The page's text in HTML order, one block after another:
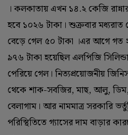
। কলকাতায় এখন ১৪.২ কেজি
হবে ১০২৬ টাকা। শুক্রবার মধ্যরাত
বেড়ে গেল ৫০ টাকা ।এর আগে গত
৯৭৬ টাকা হয়েছিল এলপিজি
পেরিয়ে গেল। নিত্যপ্রয়োজনীয়
থেকে শাক-সবজির, মাছ, আলু, ডিম,
বেলাগাম। আর নামমাত্র সরকারি
পরিস্থিতিতে গ্যাসের দাম বাড়ার